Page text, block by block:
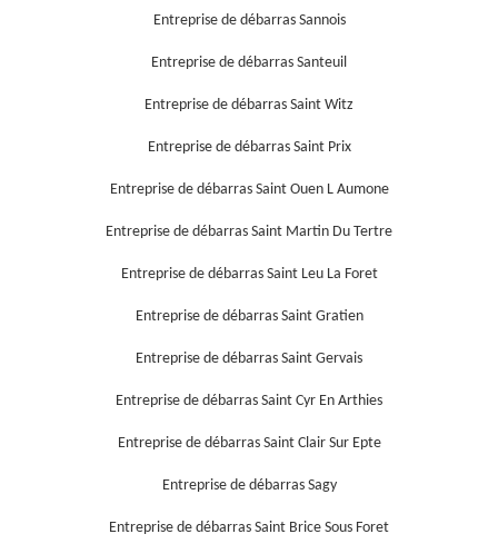
Entreprise de débarras Sannois
Entreprise de débarras Santeuil
Entreprise de débarras Saint Witz
Entreprise de débarras Saint Prix
Entreprise de débarras Saint Ouen L Aumone
Entreprise de débarras Saint Martin Du Tertre
Entreprise de débarras Saint Leu La Foret
Entreprise de débarras Saint Gratien
Entreprise de débarras Saint Gervais
Entreprise de débarras Saint Cyr En Arthies
Entreprise de débarras Saint Clair Sur Epte
Entreprise de débarras Sagy
Entreprise de débarras Saint Brice Sous Foret